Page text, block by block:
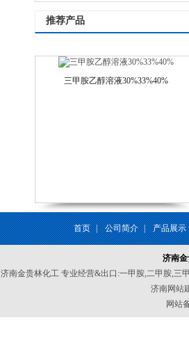
推荐产品
三甲胺乙醇溶液30%33%40%
首页 | 公司简介 | 产品展示
济南
济南金贵林化工 专业经营&出口:一甲胺,二甲胺,三
济南网站
网站